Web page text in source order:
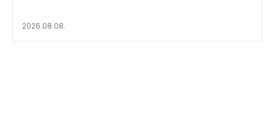
2026.08.08.